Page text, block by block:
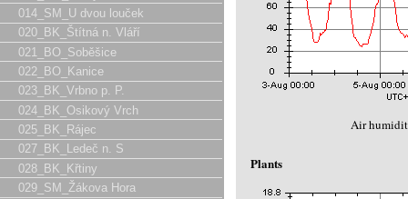
014_SM_U dvou louček
020_BK_Štítná n. Vláří
021_BO_Soběšice
022_BO_Kanice
023_BK_Vrbno p. P.
024_BK_Osikový Vrch
025_BK_Rájec
027_BK_Ledeč n. S
028_BK_Křtiny
029_SM_Žákova Hora
Air
Plants